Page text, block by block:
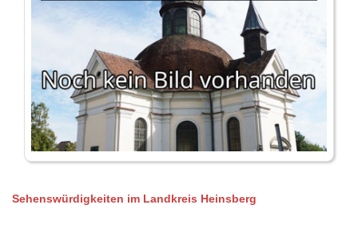
Sehenswürdigkeiten im Landkreis Heinsberg